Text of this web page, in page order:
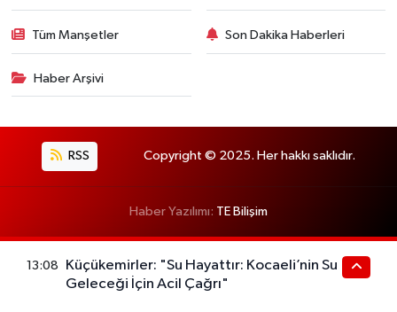
Tüm Manşetler Son Dakika Haberleri
Haber Arşivi
RSS Copyright © 2025. Her hakkı saklıdır.
Haber Yazılımı: TE Bilişim
13:08
Küçükemirler: "Su Hayattır: Kocaeli’nin Su
Geleceği İçin Acil Çağrı"